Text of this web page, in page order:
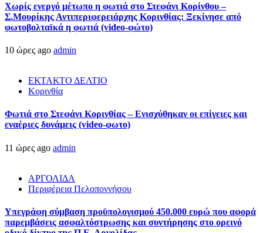
Χωρίς ενεργό μέτωπο η φωτιά στο Στεφάνι Κορίνθου –
Σ.Μουρίκης Αντιπεριφερειάρχης Κορινθίας: Ξεκίνησε από
φωτοβολταϊκά η φωτιά (video-φώτο)
10 ώρες ago admin
ΕΚΤΑΚΤΟ ΔΕΛΤΙΟ
Κορινθία
Φωτιά στο Στεφάνι Κορινθίας – Ενισχύθηκαν οι επίγειες και
εναέριες δυνάμεις (video-φωτο)
11 ώρες ago admin
ΑΡΓΟΛΙΔΑ
Περιφέρεια Πελοποννήσου
Υπεγράφη σύμβαση προϋπολογισμού 450.000 ευρώ που αφορά
παρεμβάσεις ασφαλτόστρωσης και συντήρησης στο ορεινό